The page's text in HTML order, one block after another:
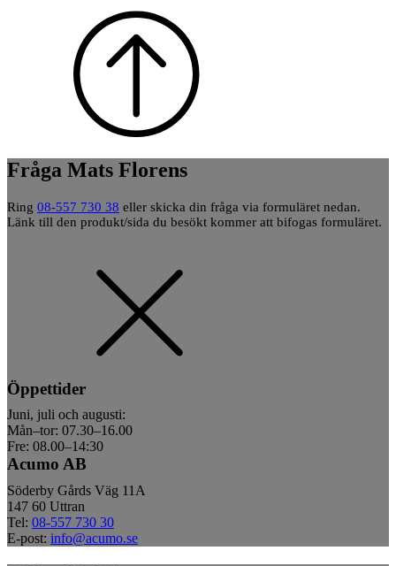
Fråga Mats Florens
Ring 08-557 730 38 eller skicka din fråga via formuläret nedan.
Länk till den produkt/sida du besökt kommer att bifogas formuläret.
Öppettider
Juni, juli och augusti:
Mån–tor: 07.30–16.00
Fre: 08.00–14:30
Acumo AB
Söderby Gårds Väg 11A
147 60 Uttran
Tel: 08-557 730 30
E-post: info@acumo.se